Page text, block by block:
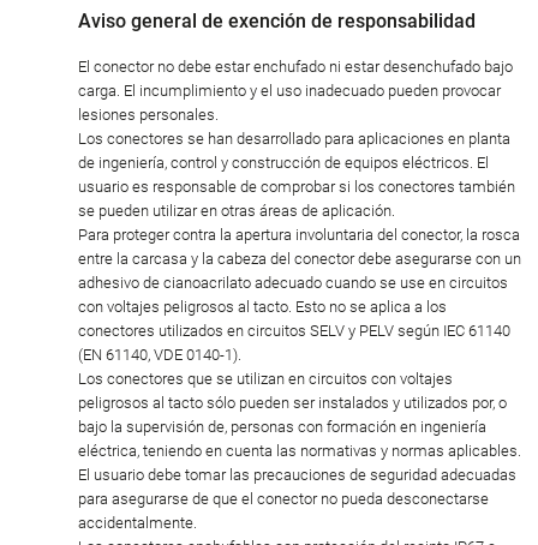
Aviso general de exención de responsabilidad
El conector no debe estar enchufado ni estar desenchufado bajo
carga. El incumplimiento y el uso inadecuado pueden provocar
lesiones personales.
Los conectores se han desarrollado para aplicaciones en planta
de ingeniería, control y construcción de equipos eléctricos. El
usuario es responsable de comprobar si los conectores también
se pueden utilizar en otras áreas de aplicación.
Para proteger contra la apertura involuntaria del conector, la rosca
entre la carcasa y la cabeza del conector debe asegurarse con un
adhesivo de cianoacrilato adecuado cuando se use en circuitos
con voltajes peligrosos al tacto. Esto no se aplica a los
conectores utilizados en circuitos SELV y PELV según IEC 61140
(EN 61140, VDE 0140-1).
Los conectores que se utilizan en circuitos con voltajes
peligrosos al tacto sólo pueden ser instalados y utilizados por, o
bajo la supervisión de, personas con formación en ingeniería
eléctrica, teniendo en cuenta las normativas y normas aplicables.
El usuario debe tomar las precauciones de seguridad adecuadas
para asegurarse de que el conector no pueda desconectarse
accidentalmente.